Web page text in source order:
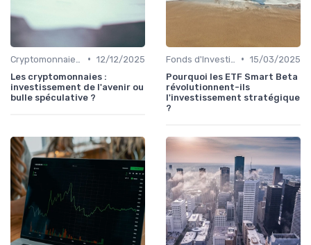
• 12/12/2025
Les cryptomonnaies :
investissement de l'avenir ou
bulle spéculative ?
• 15/03/2025
Pourquoi les ETF Smart Beta
révolutionnent-ils
l'investissement stratégique
?